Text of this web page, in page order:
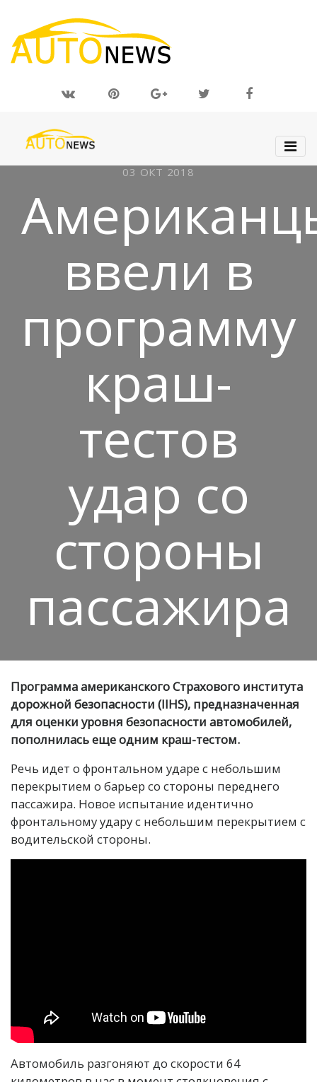
03 ОКТ 2018
ввели в
программу
краш-
тестов
удар со
стороны
пассажира
Программа американского Страхового института
дорожной безопасности (IIHS), предназначенная
для оценки уровня безопасности автомобилей,
пополнилась еще одним краш-тестом.
Речь идет о фронтальном ударе с небольшим
перекрытием о барьер со стороны переднего
пассажира. Новое испытание идентично
фронтальному удару с небольшим перекрытием с
водительской стороны.
Автомобиль разгоняют до скорости 64